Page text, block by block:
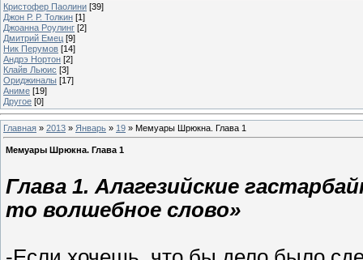
Кристофер Паолини [39]
Джон Р. Р. Толкин [1]
Джоанна Роулинг [2]
Дмитрий Емец [9]
Ник Перумов [14]
Андрэ Нортон [2]
Клайв Льюис [3]
Ориджиналы [17]
Аниме [19]
Другое [0]
Главная » 2013 » Январь » 19 » Мемуары Шрюкна. Глава 1
Мемуары Шрюкна. Глава 1
Глава 1. Алагезийские
то волшебное слово»